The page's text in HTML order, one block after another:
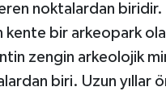
noktalardan
kente bir arkeopark
zengin arkeolojik
biri. Uzun yıllar